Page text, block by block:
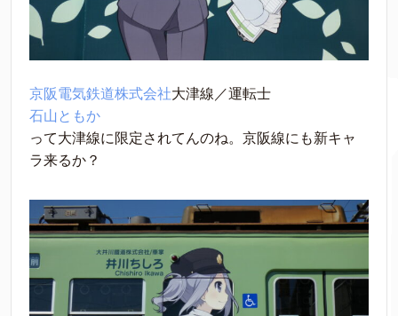
京阪電気鉄道株式会社大津線／運転士
石山ともか
って大津線に限定されてんのね。京阪線にも新キャ
ラ来るか？